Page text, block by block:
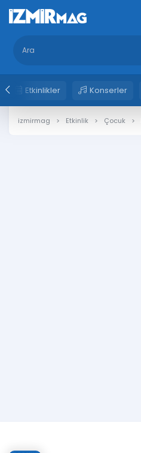
Etkinlikler Konserler
izmirmag Etkinlik Çocuk